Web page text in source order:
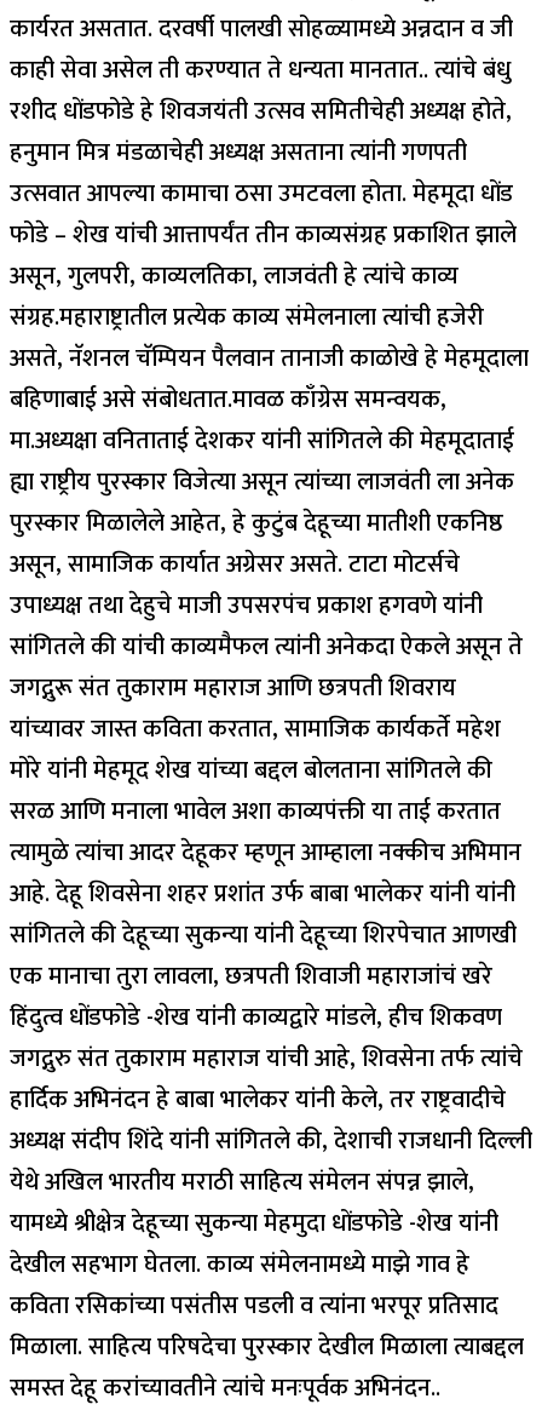
कार्यरत असतात. दरवर्षी पालखी सोहळ्यामध्ये अन्नदान व जी
काही सेवा असेल ती करण्यात ते धन्यता मानतात.. त्यांचे बंधु
रशीद धोंडफोडे हे शिवजयंती उत्सव समितीचेही अध्यक्ष होते,
हनुमान मित्र मंडळाचेही अध्यक्ष असताना त्यांनी गणपती
उत्सवात आपल्या कामाचा ठसा उमटवला होता. मेहमूदा धोंड
फोडे – शेख यांची आत्तापर्यंत तीन काव्यसंग्रह प्रकाशित झाले
असून, गुलपरी, काव्यलतिका, लाजवंती हे त्यांचे काव्य
संग्रह.महाराष्ट्रातील प्रत्येक काव्य संमेलनाला त्यांची हजेरी
असते, नॅशनल चॅम्पियन पैलवान तानाजी काळोखे हे मेहमूदाला
बहिणाबाई असे संबोधतात.मावळ काँग्रेस समन्वयक,
मा.अध्यक्षा वनिताताई देशकर यांनी सांगितले की मेहमूदाताई
ह्या राष्ट्रीय पुरस्कार विजेत्या असून त्यांच्या लाजवंती ला अनेक
पुरस्कार मिळालेले आहेत, हे कुटुंब देहूच्या मातीशी एकनिष्ठ
असून, सामाजिक कार्यात अग्रेसर असते. टाटा मोटर्सचे
उपाध्यक्ष तथा देहुचे माजी उपसरपंच प्रकाश हगवणे यांनी
सांगितले की यांची काव्यमैफल त्यांनी अनेकदा ऐकले असून ते
जगद्गुरू संत तुकाराम महाराज आणि छत्रपती शिवराय
यांच्यावर जास्त कविता करतात, सामाजिक कार्यकर्ते महेश
मोरे यांनी मेहमूद शेख यांच्या बद्दल बोलताना सांगितले की
सरळ आणि मनाला भावेल अशा काव्यपंक्ती या ताई करतात
त्यामुळे त्यांचा आदर देहूकर म्हणून आम्हाला नक्कीच अभिमान
आहे. देहू शिवसेना शहर प्रशांत उर्फ बाबा भालेकर यांनी यांनी
सांगितले की देहूच्या सुकन्या यांनी देहूच्या शिरपेचात आणखी
एक मानाचा तुरा लावला, छत्रपती शिवाजी महाराजांचं खरे
हिंदुत्व धोंडफोडे -शेख यांनी काव्यद्वारे मांडले, हीच शिकवण
जगद्गुरु संत तुकाराम महाराज यांची आहे, शिवसेना तर्फ त्यांचे
हार्दिक अभिनंदन हे बाबा भालेकर यांनी केले, तर राष्ट्रवादीचे
अध्यक्ष संदीप शिंदे यांनी सांगितले की, देशाची राजधानी दिल्ली
येथे अखिल भारतीय मराठी साहित्य संमेलन संपन्न झाले,
यामध्ये श्रीक्षेत्र देहूच्या सुकन्या मेहमुदा धोंडफोडे -शेख यांनी
देखील सहभाग घेतला. काव्य संमेलनामध्ये माझे गाव हे
कविता रसिकांच्या पसंतीस पडली व त्यांना भरपूर प्रतिसाद
मिळाला. साहित्य परिषदेचा पुरस्कार देखील मिळाला त्याबद्दल
समस्त देहू करांच्यावतीने त्यांचे मनःपूर्वक अभिनंदन..